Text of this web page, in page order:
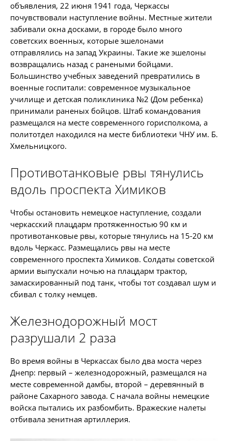
объявления, 22 июня 1941 года, Черкассы
почувствовали наступление войны. Местные жители
забивали окна досками, в городе было много
советских военных, которые эшелонами
отправлялись на запад Украины. Такие же эшелоны
возвращались назад с ранеными бойцами.
Большинство учебных заведений превратились в
военные госпитали: современное музыкальное
училище и детская поликлиника №2 (Дом ребенка)
принимали раненых бойцов. Штаб командования
размещался на месте современного горисполкома, а
политотдел находился на месте библиотеки ЧНУ им. Б.
Хмельницкого.
Противотанковые рвы тянулись
вдоль проспекта Химиков
Чтобы остановить немецкое наступление, создали
черкасский плацдарм протяженностью 90 км и
противотанковые рвы, которые тянулись на 15-20 км
вдоль Черкасс. Размещались рвы на месте
современного проспекта Химиков. Солдаты советской
армии выпускали ночью на плацдарм трактор,
замаскированный под танк, чтобы тот создавал шум и
сбивал с толку немцев.
Железнодорожный мост
разрушали 2 раза
Во время войны в Черкассах было два моста через
Днепр: первый – железнодорожный, размещался на
месте современной дамбы, второй – деревянный в
районе Сахарного завода. С начала войны немецкие
войска пытались их разбомбить. Вражеские налеты
отбивала зенитная артиллерия.